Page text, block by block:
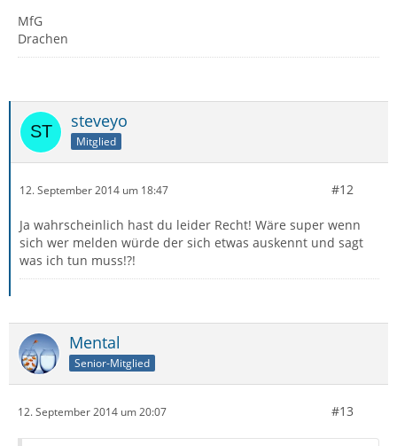
MfG
Drachen
steveyo
Mitglied
12. September 2014 um 18:47 #12
Ja wahrscheinlich hast du leider Recht! Wäre super wenn
sich wer melden würde der sich etwas auskennt und sagt
was ich tun muss!?!
Mental
Senior-Mitglied
12. September 2014 um 20:07 #13